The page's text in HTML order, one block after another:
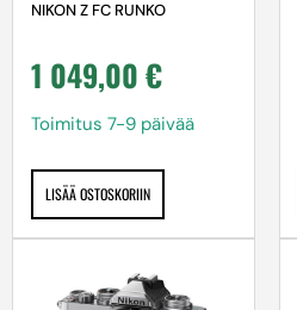
NIKON Z FC RUNKO
1 049,00€
Toimitus 7-9 päivää
LISÄÄ OSTOSKORIIN